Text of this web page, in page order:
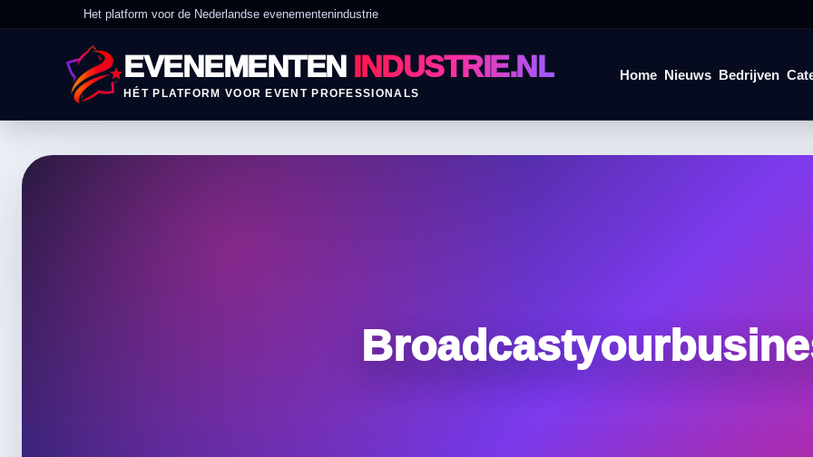
Het platform voor de Nederlandse evenementenindustrie
EVENEMENTEN INDUSTRIE.NL
HÉT PLATFORM VOOR EVENT PROFESSIONALS
Home Nieuws Bedrijven